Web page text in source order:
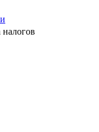
налогов